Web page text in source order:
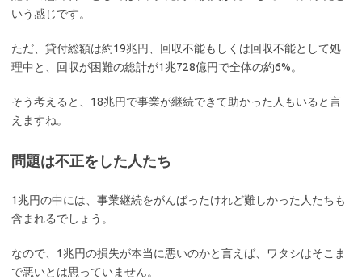
いう感じです。
ただ、貸付総額は約19兆円、回収不能もしくは回収不能として処
理中と、回収が困難の総計が1兆728億円で全体の約6%。
そう考えると、18兆円で事業が継続できて助かった人もいると言
えますね。
問題は不正をした人たち
1兆円の中には、事業継続をがんばったけれど難しかった人たちも
含まれるでしょう。
なので、1兆円の損失が本当に悪いのかと言えば、ワタシはそこま
で悪いとは思っていません。